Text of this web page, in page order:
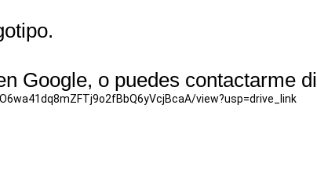
Google, o puedes contactarme
view?usp=drive_link